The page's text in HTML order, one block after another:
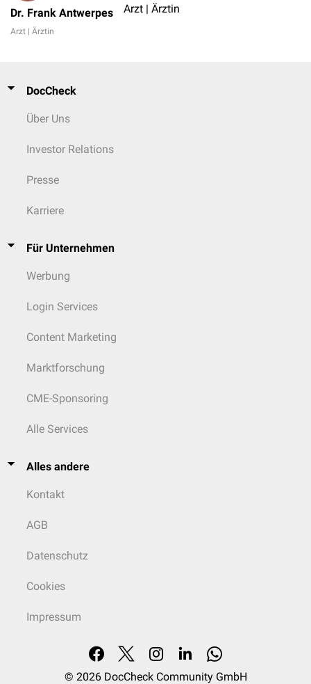
Dr. Frank Antwerpes
Arzt | Ärztin
Arzt | Ärztin
DocCheck
Über Uns
Investor Relations
Presse
Karriere
Für Unternehmen
Werbung
Login Services
Content Marketing
Marktforschung
CME-Sponsoring
Alle Services
Alles andere
Kontakt
AGB
Datenschutz
Cookies
Impressum
© 2026 DocCheck Community GmbH